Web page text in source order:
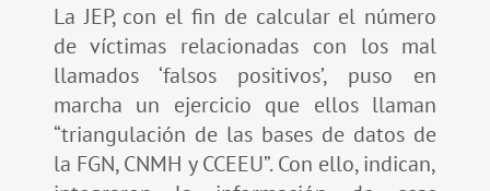
La JEP, con el fin de calcular el número
de víctimas relacionadas con los mal
llamados ‘falsos positivos’, puso en
marcha un ejercicio que ellos llaman
“triangulación de las bases de datos de
la FGN, CNMH y CCEEU”. Con ello, indican,